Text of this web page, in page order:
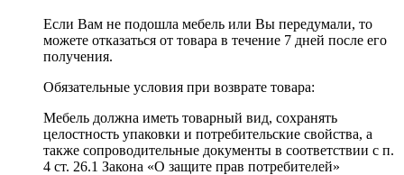
Если Вам не подошла мебель или Вы передумали, то
можете отказаться от товара в течение 7 дней после его
получения.
Обязательные условия при возврате товара:
Мебель должна иметь товарный вид, сохранять
целостность упаковки и потребительские свойства, а
также сопроводительные документы в соответствии с п.
4 ст. 26.1 Закона «О защите прав потребителей»